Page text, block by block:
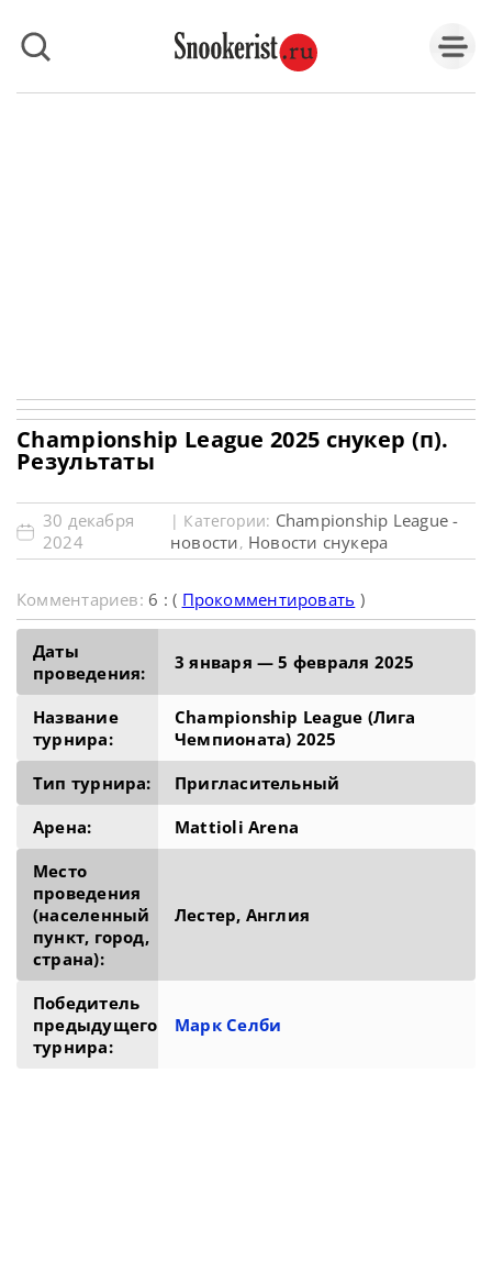
Championship League 2025 снукер (п).
Результаты
30 декабря
2024
| Категории: Championship League -
новости, Новости снукера
Комментариев: 6 : ( Прокомментировать )
Даты
проведения:
3 января — 5 февраля 2025
Название
турнира:
Championship League (Лига
Чемпионата) 2025
Тип турнира:
Пригласительный
Арена:
Mattioli Arena
Место
проведения
(населенный
пункт, город,
страна):
Лестер, Англия
Победитель
предыдущего
турнира:
Марк Селби